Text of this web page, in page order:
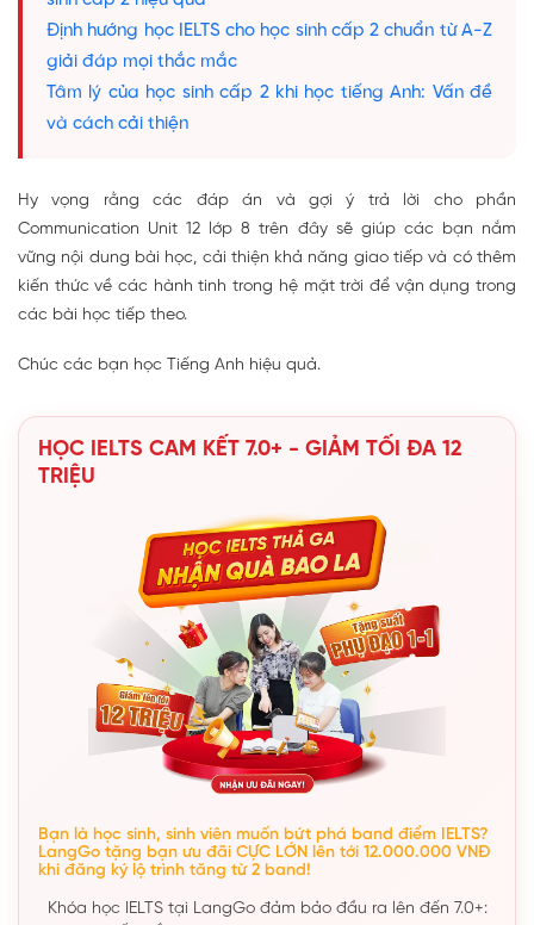
Định hướng học IELTS cho học sinh cấp 2 chuẩn từ A-Z
giải đáp mọi thắc mắc
Tâm lý của học sinh cấp 2 khi học tiếng Anh: Vấn đề
và cách cải thiện
Hy vọng rằng các đáp án và gợi ý trả lời cho phần
Communication Unit 12 lớp 8 trên đây sẽ giúp các bạn nắm
vững nội dung bài học, cải thiện khả năng giao tiếp và có thêm
kiến thức về các hành tinh trong hệ mặt trời để vận dụng trong
các bài học tiếp theo.
Chúc các bạn học Tiếng Anh hiệu quả.
HỌC IELTS CAM KẾT 7.0+ - GIẢM TỐI ĐA 12
TRIỆU
Bạn là học sinh, sinh viên muốn bứt phá band điểm IELTS?
LangGo tặng bạn ưu đãi CỰC LỚN lên tới 12.000.000 VNĐ
khi đăng ký lộ trình tăng từ 2 band!
Khóa học IELTS tại LangGo đảm bảo đầu ra lên đến 7.0+: